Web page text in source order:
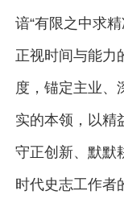
谙“有限之中求
正视时间与能力
度，锚定主业、
实的本领，以精
守正创新、默默
时代史志工作者